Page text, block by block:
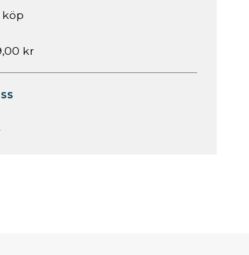
köp
kr